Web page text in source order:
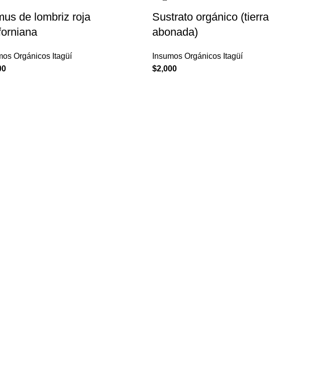
de lombriz roja
Orgánicos Itagüí
Sustrato orgánico (tierra
abonada)
Insumos Orgánicos Itagüí
$2,000